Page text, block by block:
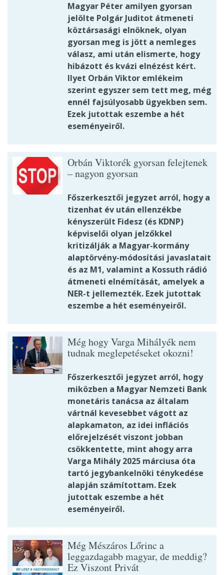
Magyar Péter amilyen gyorsan
jelölte Polgár Juditot átmeneti
köztársasági elnöknek, olyan
gyorsan meg is jött a nemleges
válasz, ami után elismerte, hogy
hibázott és kvázi elnézést kért.
Ilyet Orbán Viktor emlékeim
szerint egyszer sem tett meg, még
ennél fajsúlyosabb ügyekben sem.
Ezek jutottak eszembe a hét
eseményeiről.
Orbán Viktorék gyorsan felejtenek
– nagyon gyorsan
Főszerkesztői jegyzet arról, hogy a
tizenhat év után ellenzékbe
kényszerült Fidesz (és KDNP)
képviselői olyan jelzőkkel
kritizálják a Magyar-kormány
alaptörvény-módosítási javaslatait
és az M1, valamint a Kossuth rádió
átmeneti elnémítását, amelyek a
NER-t jellemezték. Ezek jutottak
eszembe a hét eseményeiről.
Még hogy Varga Mihályék nem
tudnak meglepetéseket okozni!
Főszerkesztői jegyzet arról, hogy
miközben a Magyar Nemzeti Bank
monetáris tanácsa az általam
vártnál kevesebbet vágott az
alapkamaton, az idei inflációs
előrejelzését viszont jobban
csökkentette, mint ahogy arra
Varga Mihály 2025 márciusa óta
tartó jegybankelnöki ténykedése
alapján számítottam. Ezek
jutottak eszembe a hét
eseményeiről.
Még Mészáros Lőrinc a
leggazdagabb magyar, de meddig?
Ez Viszont Privát